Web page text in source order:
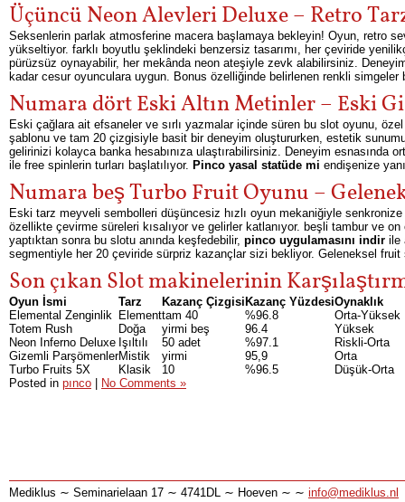
Üçüncü Neon Alevleri Deluxe – Retro
Seksenlerin parlak atmosferine macera başlamaya bekleyin! Oyun, retro
yükseltiyor. farklı boyutlu şeklindeki benzersiz tasarımı, her çeviride
pürüzsüz oynayabilir, her mekânda neon ateşiyle zevk alabilirsiniz.
kadar cesur oyunculara uygun. Bonus özelliğinde belirlenen renkli simgeler
Numara dört Eski Altın Metinler – Eski
Eski çağlara ait efsaneler ve sırlı yazmalar içinde süren bu slot oyunu,
şablonu ve tam 20 çizgisiyle basit bir deneyim oluştururken, estetik
gelirinizi kolayca banka hesabınıza ulaştırabilirsiniz. Deneyim esnasında
ile free spinlerin turları başlatılıyor. Pinco yasal statüde mi endişenize
Numara beş Turbo Fruit Oyunu –
Eski tarz meyveli sembolleri düşüncesiz hızlı oyun mekaniğiyle
özellikte çevirme süreleri kısalıyor ve gelirler katlanıyor. beşli tambur ve
yaptıktan sonra bu slotu anında keşfedebilir, pinco uygulamasını indir ile
segmentiyle her 20 çeviride sürpriz kazançlar sizi bekliyor. Geleneksel fruit
Son çıkan Slot makinelerinin
Oyun İsmi Tarz Kazanç Çizgisi Kazanç YüzdesiOynaklık
Elemental Zenginlik Elementtam 40 %96.8
Orta-Yüksek
Totem Rush
Doğa yirmi beş 96.4
Yüksek
Neon Inferno Deluxe Işıltılı 50 adet %97.1
Riskli-Orta
Gizemli ParşömenlerMistik yirmi 95,9
Orta
Turbo Fruits 5X
Klasik 10 %96.5
Düşük-Orta
Posted in pınco No Comments »
Mediklus ∼ Seminarielaan 17 ∼ 4741DL ∼ Hoeven ∼ ∼ info@mediklus.nl